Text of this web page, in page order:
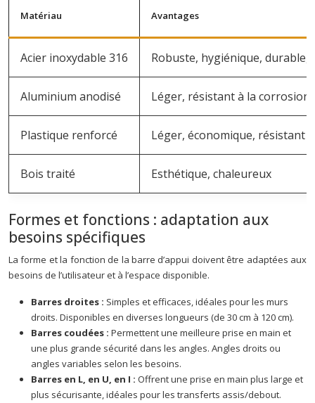
Matériau Avantages
Acier inoxydable 316 Robuste, hygiénique,
Aluminium anodisé Léger, résistant à la
Plastique renforcé Léger, économique, résistant
Bois traité Esthétique, chaleureux
Formes et fonctions : adaptation aux
besoins spécifiques
La forme et la fonction de la barre d’appui doivent être adaptées aux
besoins de l’utilisateur et à l’espace disponible.
Barres droites : Simples et efficaces, idéales pour les murs
droits. Disponibles en diverses longueurs (de 30 cm à 120 cm).
Barres coudées : Permettent une meilleure prise en main et
une plus grande sécurité dans les angles. Angles droits ou
angles variables selon les besoins.
Barres en L, en U, en I : Offrent une prise en main plus large et
plus sécurisante, idéales pour les transferts assis/debout.